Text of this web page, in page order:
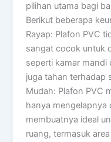
pilihan utama bagi
Berikut beberapa
Rayap: Plafon PVC
sangat cocok untuk
seperti kamar mandi
juga tahan terhadap
Mudah: Plafon PVC
hanya mengelapnya
membuatnya ideal
ruang, termasuk